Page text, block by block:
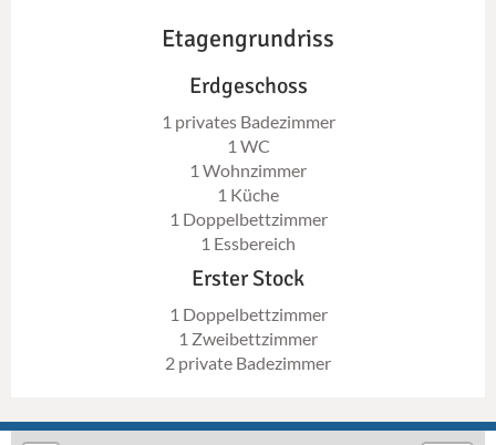
Etagengrundriss
Erdgeschoss
1 privates Badezimmer
1 WC
1 Wohnzimmer
1 Küche
1 Doppelbettzimmer
1 Essbereich
Erster Stock
1 Doppelbettzimmer
1 Zweibettzimmer
2 private Badezimmer